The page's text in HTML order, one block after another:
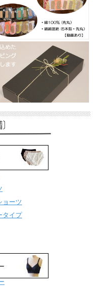
ョーツ
タイプ